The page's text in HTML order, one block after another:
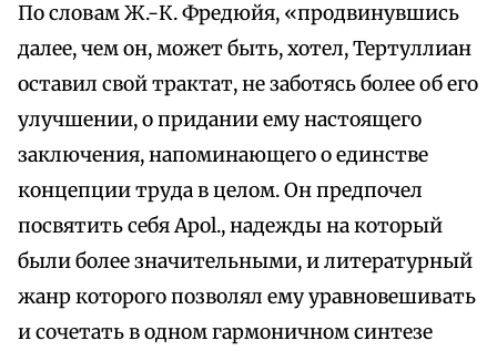
По словам Ж.-К. Фредюйя, «продвинувшись
далее, чем он, может быть, хотел, Тертуллиан
оставил свой трактат, не заботясь более об его
улучшении, о придании ему настоящего
заключения, напоминающего о единстве
концепции труда в целом. Он предпочел
посвятить себя Apol., надежды на который
были более значительными, и литературный
жанр которого позволял ему уравновешивать
и сочетать в одном гармоничном синтезе